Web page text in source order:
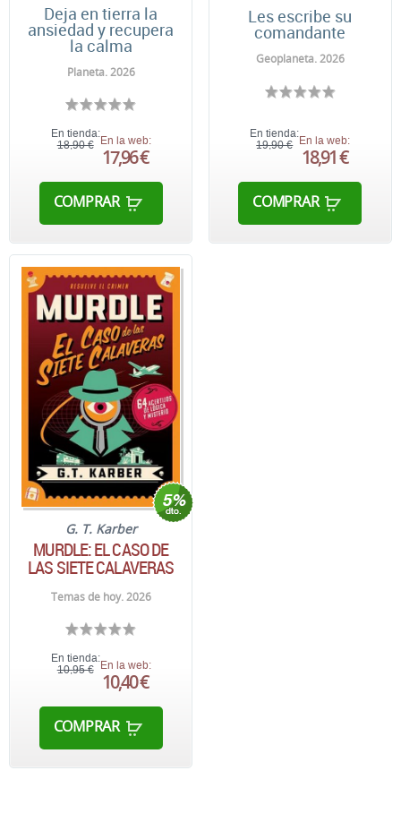
Deja en tierra la
ansiedad y recupera
la calma
Planeta. 2026
En tienda:
18,90 € En la web:
17,96 €
COMPRAR
Les escribe su
comandante
Geoplaneta. 2026
En tienda:
19,90 € En la web:
18,91 €
COMPRAR
G. T. Karber
MURDLE: EL CASO DE
LAS SIETE CALAVERAS
Temas de hoy. 2026
En tienda:
10,95 € En la web:
10,40 €
COMPRAR